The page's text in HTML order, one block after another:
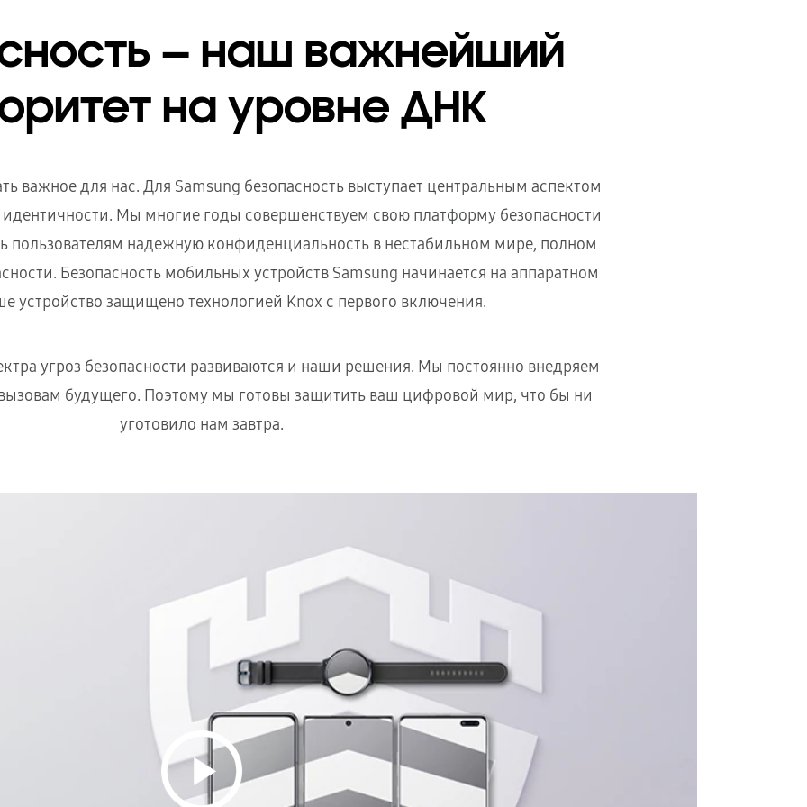
— наш важнейший
на уровне ДНК
важное для нас. Для Samsung безопасность выступает центральным аспектом
Мы многие годы совершенствуем свою платформу безопасности
пользователям надежную конфиденциальность в нестабильном мире, полном
Безопасность мобильных устройств Samsung начинается на аппаратном
устройство защищено технологией Knox с первого включения.
угроз безопасности развиваются и наши решения. Мы постоянно внедряем
будущего. Поэтому мы готовы защитить ваш цифровой мир, что бы ни
уготовило нам завтра.